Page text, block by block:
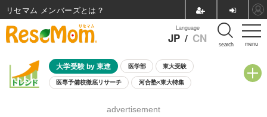
menu
Language
JP / CN search
大学受験 by 東進 医学部 東大受験
医専予備校徹底リサーチ 河合塾×東大特集
8月開催学校説明会・相談会
advertisement
リセマム メンバーズ